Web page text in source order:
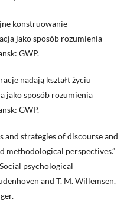
konstruowanie
jako sposób rozumienia
GWP.
nadają kształt życiu
jako sposób rozumienia
GWP.
and strategies of discourse and
methodological perspectives.”
psychological
and T. M. Willemsen.